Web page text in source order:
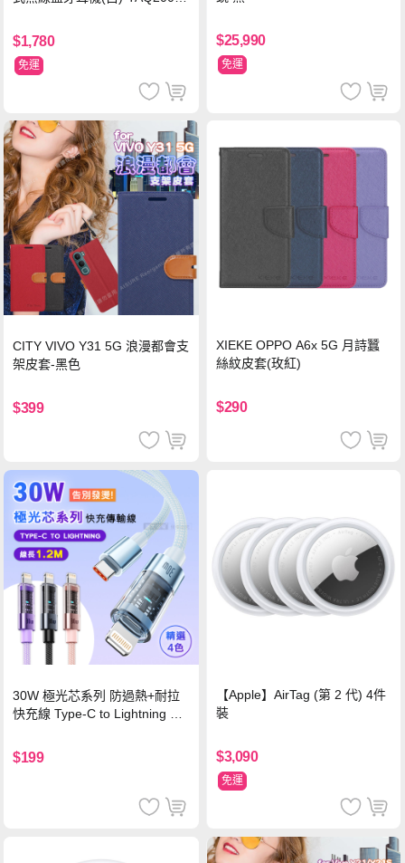
$1,780
免運
$25,990
免運
CITY VIVO Y31 5G 浪漫都會支
架皮套-黑色
$399
XIEKE OPPO A6x 5G 月詩蠶
絲紋皮套(玫紅)
$290
30W 極光芯系列 防過熱+耐拉
快充線 Type-C to Lightning 傳
$199
【Apple】AirTag (第 2 代) 4件
裝
$3,090
免運